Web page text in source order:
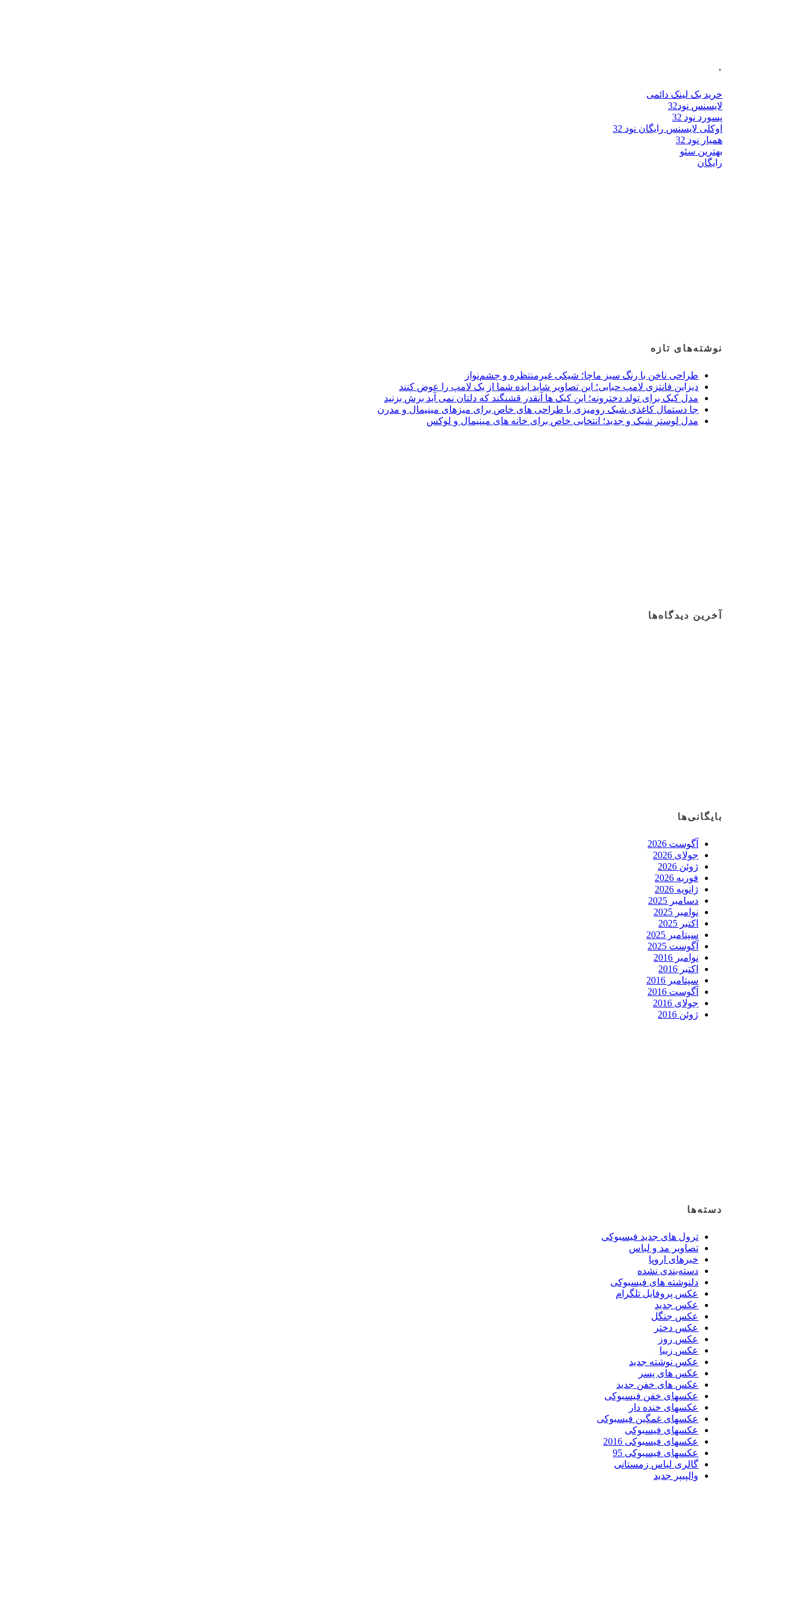
.
خرید بک لینک دائمی
لایسنس نود32
پسورد نود 32
اوکلی لایسنس رایگان نود 32
همیار نود 32
بهترین سئو
رایگان
نوشته‌های تازه
طراحی ناخن با رنگ سبز ماچا؛ شیکی غیرمنتظره و چشم‌نواز
دیزاین فانتزی لامپ حبابی؛ این تصاویر شاید ایده شما از یک لامپ را عوض کنند
مدل کیک برای تولد دخترونه؛ این کیک ها آنقدر قشنگند که دلتان نمی آید برش بزنید
جا دستمال کاغذی شیک رومیزی با طراحی های خاص برای میزهای مینیمال و مدرن
مدل لوستر شیک و جدید؛ انتخابی خاص برای خانه های مینیمال و لوکس
آخرین دیدگاه‌ها
بایگانی‌ها
آگوست 2026
جولای 2026
ژوئن 2026
فوریه 2026
ژانویه 2026
دسامبر 2025
نوامبر 2025
اکتبر 2025
سپتامبر 2025
آگوست 2025
نوامبر 2016
اکتبر 2016
سپتامبر 2016
آگوست 2016
جولای 2016
ژوئن 2016
دسته‌ها
ترول های جدید فیسبوکی
تصاویر مد و لباس
خبرهای اروپا
دسته‌بندی نشده
دلنوشته های فیسبوکی
عکس پروفایل تلگرام
عکس جدید
عکس جنگل
عکس دختر
عکس روز
عکس زیبا
عکس نوشته جدید
عکس های پسر
عکس های خفن جدید
عکسهای خفن فیسبوکی
عکسهای خنده دار
عکسهای غمگین فیسبوکی
عکسهای فیسبوکی
عکسهای فیسبوکی 2016
عکسهای فیسبوکی 95
گالری لباس زمستانی
والپیپر جدید